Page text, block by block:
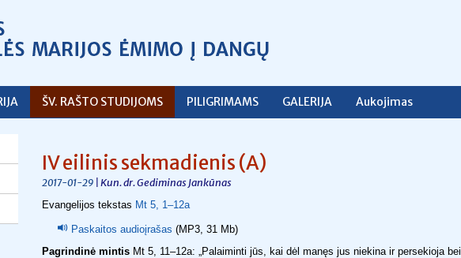
ŠV. RAŠTO STUDIJOMS PILIGRIMAMS GALERIJA Aukojimas
IV eilinis sekmadienis (A)
2017-01-29| Kun. dr. Gediminas Jankūnas
Evangelijos tekstas Mt 5, 1–12a
Paskaitos audioįrašas (MP3, 31 Mb)
Pagrindinė mintis Mt 5, 11–12a: „Palaiminti jūs, kai dėl manęs jus niekina ir persekioja bei